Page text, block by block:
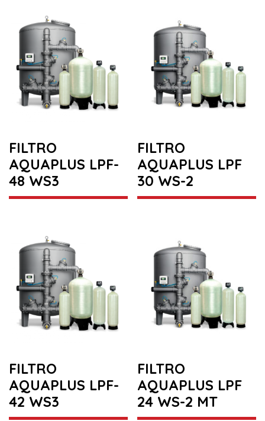
FILTRO
AQUAPLUS LPF-
48 WS3
FILTRO
AQUAPLUS LPF
30 WS-2
FILTRO
AQUAPLUS LPF-
42 WS3
FILTRO
AQUAPLUS LPF
24 WS-2 MT